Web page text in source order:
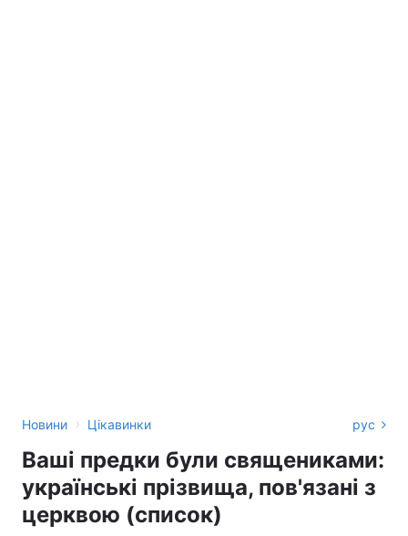
Новини › Цікавинки рус
Ваші предки були священиками:
українські прізвища, пов'язані з
церквою (список)